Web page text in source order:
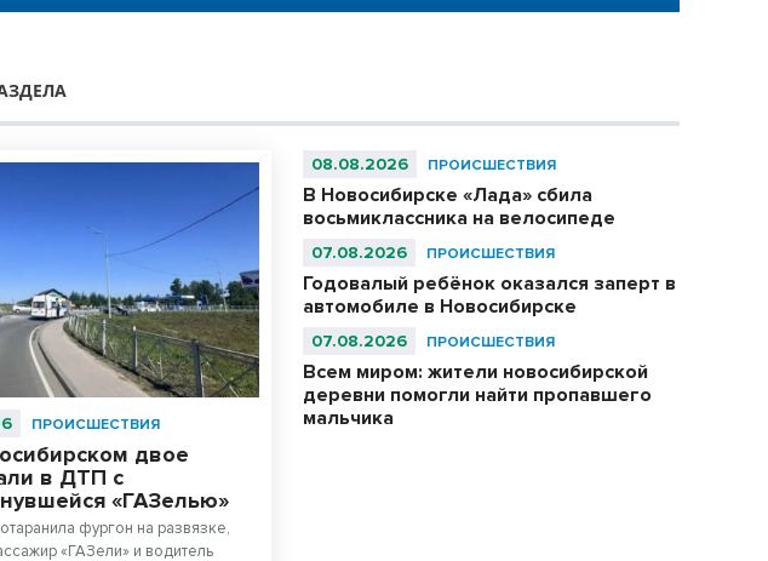
ПРОИСШЕСТВИЯ
двое
в ДТП с
«ГАЗелью»
фургон на развязке,
«ГАЗели» и водитель
08.08.2026 ПРОИСШЕСТВИЯ
В Новосибирске «Лада» сбила
восьмиклассника на велосипеде
07.08.2026 ПРОИСШЕСТВИЯ
Годовалый ребёнок оказался заперт в
автомобиле в Новосибирске
07.08.2026 ПРОИСШЕСТВИЯ
Всем миром: жители новосибирской
деревни помогли найти пропавшего
мальчика